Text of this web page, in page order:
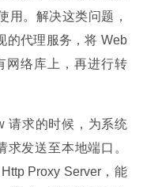
用。解决这类问题，
的代理服务，将 Web
网络库上，再进行转
请求的时候，为系统
求发送至本地端口。
Proxy Server，能